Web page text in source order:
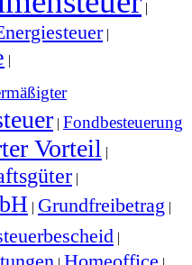
|
|
|
| Fondbesteuerung
Vorteil |
|
| Grundfreibetrag |
|